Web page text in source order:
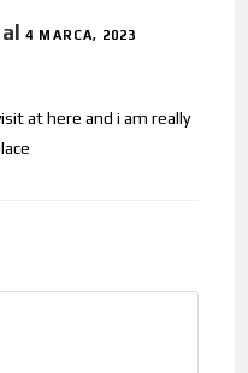
4 MARCA, 2023
at here and i am really